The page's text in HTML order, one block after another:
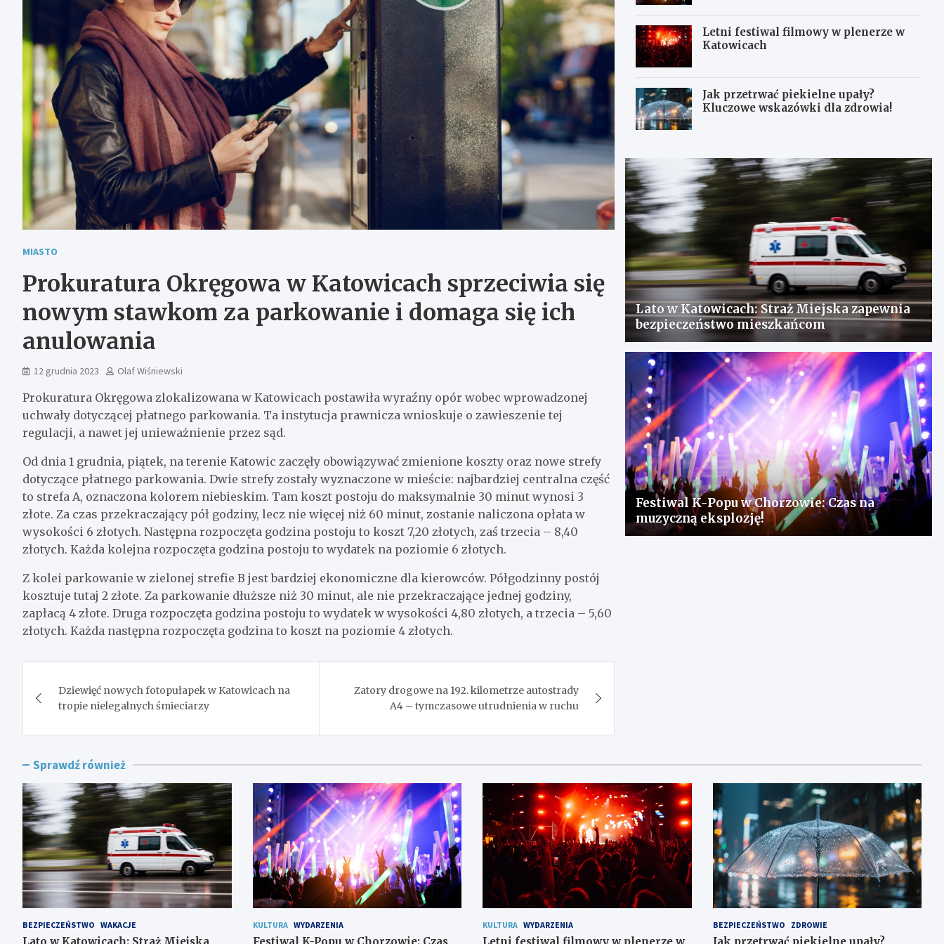
MIASTO
Prokuratura Okręgowa w Katowicach sprzeciwia się
nowym stawkom za parkowanie i domaga się ich
anulowania
12 grudnia 2023 Olaf Wiśniewski
Prokuratura Okręgowa zlokalizowana w Katowicach postawiła wyraźny opór wobec wprowadzonej
uchwały dotyczącej płatnego parkowania. Ta instytucja prawnicza wnioskuje o zawieszenie tej
regulacji, a nawet jej unieważnienie przez sąd.
Od dnia 1 grudnia, piątek, na terenie Katowic zaczęły obowiązywać zmienione koszty oraz nowe strefy
dotyczące płatnego parkowania. Dwie strefy zostały wyznaczone w mieście: najbardziej centralna część
to strefa A, oznaczona kolorem niebieskim. Tam koszt postoju do maksymalnie 30 minut wynosi 3
złote. Za czas przekraczający pół godziny, lecz nie więcej niż 60 minut, zostanie naliczona opłata w
wysokości 6 złotych. Następna rozpoczęta godzina postoju to koszt 7,20 złotych, zaś trzecia – 8,40
złotych. Każda kolejna rozpoczęta godzina postoju to wydatek na poziomie 6 złotych.
Z kolei parkowanie w zielonej strefie B jest bardziej ekonomiczne dla kierowców. Półgodzinny postój
kosztuje tutaj 2 złote. Za parkowanie dłuższe niż 30 minut, ale nie przekraczające jednej godziny,
zapłacą 4 złote. Druga rozpoczęta godzina postoju to wydatek w wysokości 4,80 złotych, a trzecia – 5,60
złotych. Każda następna rozpoczęta godzina to koszt na poziomie 4 złotych.
wpisu
Dziewięć nowych fotopułapek w Katowicach na
tropie nielegalnych śmieciarzy
Zatory drogowe na 192. kilometrze autostrady
A4 – tymczasowe utrudnienia w ruchu
Letni festiwal filmowy w plenerze w
Katowicach
Jak przetrwać piekielne upały?
Kluczowe wskazówki dla zdrowia!
Lato w Katowicach: Straż Miejska zapewnia
bezpieczeństwo mieszkańcom
Festiwal K-Popu w Chorzowie: Czas na
muzyczną eksplozję!
Sprawdź również
BEZPIECZEŃSTWO WAKACJE KULTURA WYDARZENIA KULTURA WYDARZENIA BEZPIECZEŃSTWO ZDROWIE